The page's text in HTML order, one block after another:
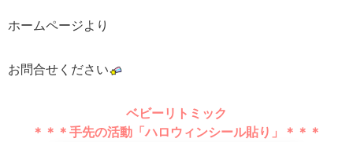
ホームページより
お問合せください
ベビーリトミック
＊＊＊手先の活動「ハロウィンシール貼り」＊＊＊